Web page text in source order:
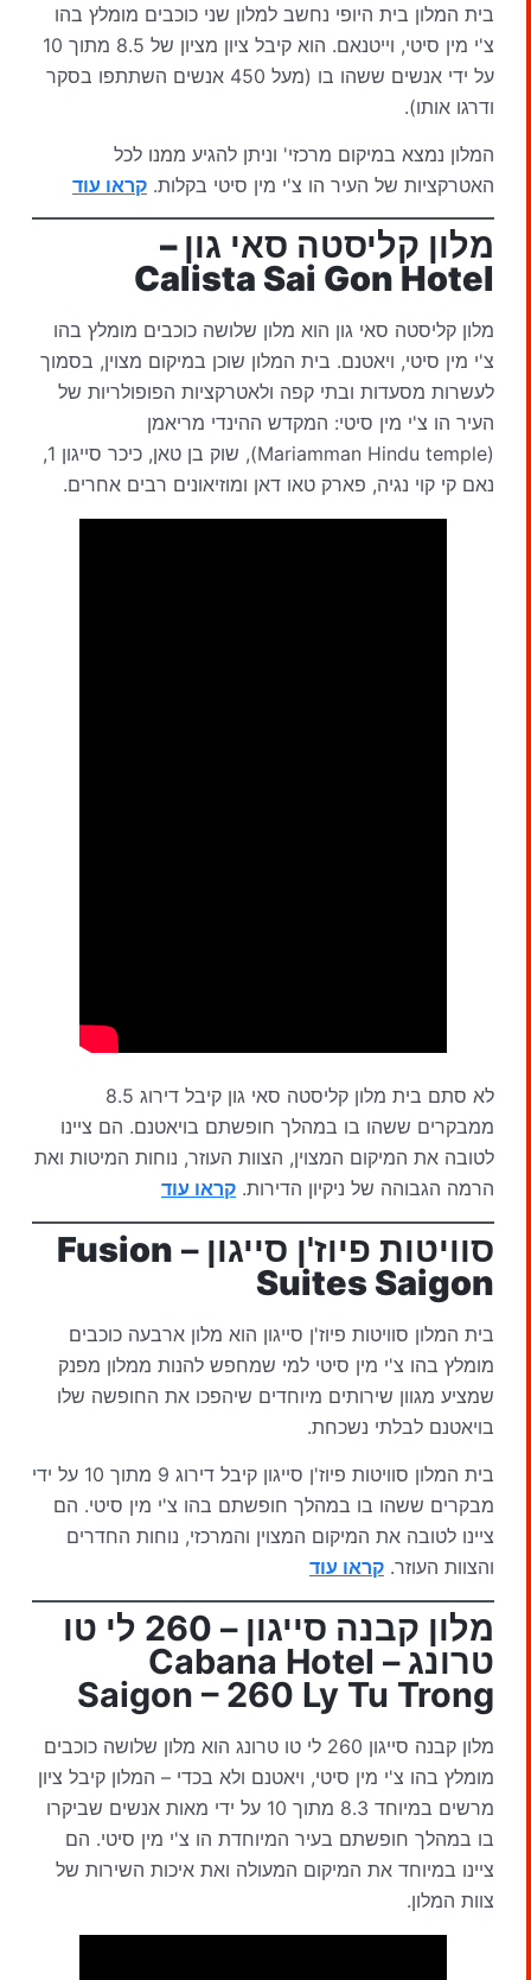
בית המלון בית היופי נחשב למלון שני כוכבים מומלץ בהו
צ'י מין סיטי, וייטנאם. הוא קיבל ציון מציון של 8.5 מתוך 10
על ידי אנשים ששהו בו (מעל 450 אנשים השתתפו בסקר
ודרגו אותו).
המלון נמצא במיקום מרכזי' וניתן להגיע ממנו לכל
האטרקציות של העיר הו צ'י מין סיטי בקלות. קראו עוד
מלון קליסטה סאי גון –
Calista Sai Gon Hotel
מלון קליסטה סאי גון הוא מלון שלושה כוכבים מומלץ בהו
צ'י מין סיטי, ויאטנם. בית המלון שוכן במיקום מצוין, בסמוך
לעשרות מסעדות ובתי קפה ולאטרקציות הפופולריות של
העיר הו צ'י מין סיטי: המקדש ההינדי מריאמן
(Mariamman Hindu temple), שוק בן טאן, כיכר סייגון 1,
נאם קי קוי נגיה, פארק טאו דאן ומוזיאונים רבים אחרים.
לא סתם בית מלון קליסטה סאי גון קיבל דירוג 8.5
ממבקרים ששהו בו במהלך חופשתם בויאטנם. הם ציינו
לטובה את המיקום המצוין, הצוות העוזר, נוחות המיטות ואת
הרמה הגבוהה של ניקיון הדירות. קראו עוד
סוויטות פיוז'ן סייגון – Fusion
Suites Saigon
בית המלון סוויטות פיוז'ן סייגון הוא מלון ארבעה כוכבים
מומלץ בהו צ'י מין סיטי למי שמחפש להנות ממלון מפנק
שמציע מגוון שירותים מיוחדים שיהפכו את החופשה שלו
בויאטנם לבלתי נשכחת.
בית המלון סוויטות פיוז'ן סייגון קיבל דירוג 9 מתוך 10 על ידי
מבקרים ששהו בו במהלך חופשתם בהו צ'י מין סיטי. הם
ציינו לטובה את המיקום המצוין והמרכזי, נוחות החדרים
והצוות העוזר. קראו עוד
מלון קבנה סייגון – 260 לי טו
טרונג – Cabana Hotel
Saigon – 260 Ly Tu Trong
מלון קבנה סייגון 260 לי טו טרונג הוא מלון שלושה כוכבים
מומלץ בהו צ'י מין סיטי, ויאטנם ולא בכדי – המלון קיבל ציון
מרשים במיוחד 8.3 מתוך 10 על ידי מאות אנשים שביקרו
בו במהלך חופשתם בעיר המיוחדת הו צ'י מין סיטי. הם
ציינו במיוחד את המיקום המעולה ואת איכות השירות של
צוות המלון.